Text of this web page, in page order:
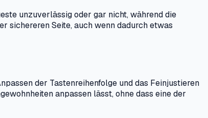
unzuverlässig oder gar nicht, während die
sichereren Seite, auch wenn dadurch etwas
der Tastenreihenfolge und das Feinjustieren
anpassen lässt, ohne dass eine der